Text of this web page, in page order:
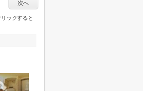
次へ
ックすると